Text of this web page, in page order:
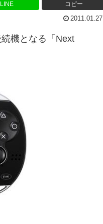
LINE コピー
2011.01.27
機となる「Next